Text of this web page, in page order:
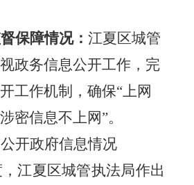
保障情况： 江夏区城管
政务信息公开工作，完
工作机制，确保“上网
密信息不上网”。
开政府信息情况
，江夏区城管执法局作出